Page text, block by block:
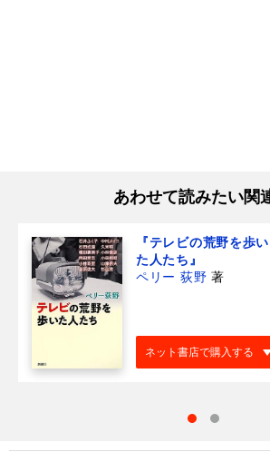
あわせて読みたい関
『テレビの荒野を歩い
た人たち』
ペリー 荻野 著
ネット書店で購入する